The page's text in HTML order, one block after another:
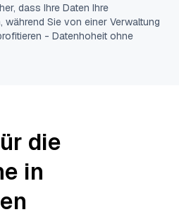
dass Ihre Daten Ihre
Sie von einer Verwaltung
- Datenhoheit ohne
die
in